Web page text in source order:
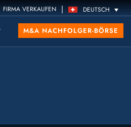
FIRMA VERKAUFEN | DEUTSCH
M&A NACHFOLGER-BÖRSE